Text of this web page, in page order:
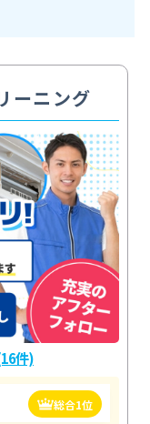
ーニング
件)
総合1位